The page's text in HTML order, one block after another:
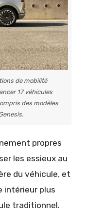
de mobilité
17 véhicules
des modèles
propres
les essieux au
du véhicule, et
intérieur plus
traditionnel.